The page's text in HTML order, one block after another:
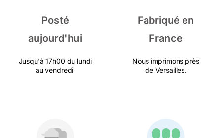
Posté
aujourd'hui
Jusqu'à 17h00 du lundi
au vendredi.
Fabriqué en
France
Nous imprimons près
de Versailles.